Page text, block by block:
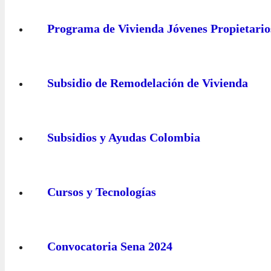
Programa de Vivienda Jóvenes
Subsidio de Remodelación de Vivienda
Subsidios y Ayudas Colombia
Cursos y Tecnologías
Convocatoria Sena 2024